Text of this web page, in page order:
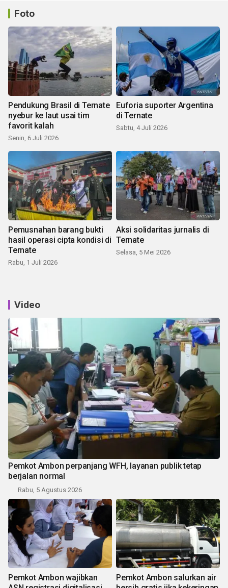
Foto
Pendukung Brasil di Ternate
nyebur ke laut usai tim
favorit kalah
Senin, 6 Juli 2026
Euforia suporter Argentina
di Ternate
Sabtu, 4 Juli 2026
Pemusnahan barang bukti
hasil operasi cipta kondisi di
Ternate
Rabu, 1 Juli 2026
Aksi solidaritas jurnalis di
Ternate
Selasa, 5 Mei 2026
Video
Pemkot Ambon perpanjang WFH, layanan publik tetap
berjalan normal
Rabu, 5 Agustus 2026
Pemkot Ambon wajibkan
Pemkot Ambon salurkan air